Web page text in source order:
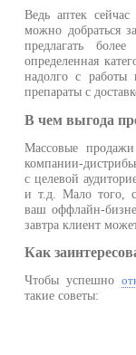
Ведь аптек
можно добраться
предлагать
определенная
надолго с работы
препараты с
В чем выгода
Массовые
компании-
с целевой
и т.д. Мало того,
ваш оффлайн-
завтра клиент
Как
Чтобы успешно
такие советы: